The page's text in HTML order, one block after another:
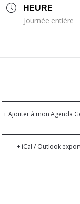
HEURE
Journée entière
+ Ajouter à mon Agenda
+ iCal / Outlook